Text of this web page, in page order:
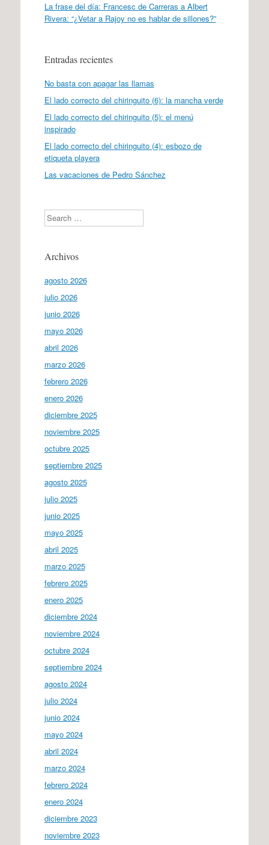
La frase del día: Francesc de Carreras a Albert
Rivera: “¿Vetar a Rajoy no es hablar de sillones?”
Entradas recientes
No basta con apagar las llamas
El lado correcto del chiringuito (6): la mancha verde
El lado correcto del chiringuito (5): el menú
inspirado
El lado correcto del chiringuito (4): esbozo de
etiqueta playera
Las vacaciones de Pedro Sánchez
Search
Archivos
agosto 2026
julio 2026
junio 2026
mayo 2026
abril 2026
marzo 2026
febrero 2026
enero 2026
diciembre 2025
noviembre 2025
octubre 2025
septiembre 2025
agosto 2025
julio 2025
junio 2025
mayo 2025
abril 2025
marzo 2025
febrero 2025
enero 2025
diciembre 2024
noviembre 2024
octubre 2024
septiembre 2024
agosto 2024
julio 2024
junio 2024
mayo 2024
abril 2024
marzo 2024
febrero 2024
enero 2024
diciembre 2023
noviembre 2023